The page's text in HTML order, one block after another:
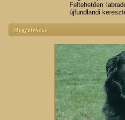
Feltehetően
újfundlandi
Megjelenése